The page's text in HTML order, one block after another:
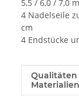
5,5 / 6,0 / 7,0
4 Nadelseile
cm
4 Endstücke
Wert
Qualitäten